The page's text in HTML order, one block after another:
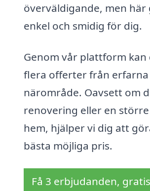
överväldigande, men här
enkel och smidig för dig.
Genom vår plattform
flera offerter från
närområde. Oavsett om
renovering eller en
hem, hjälper vi dig att
bästa möjliga pris.
Få 3 erbjudanden,